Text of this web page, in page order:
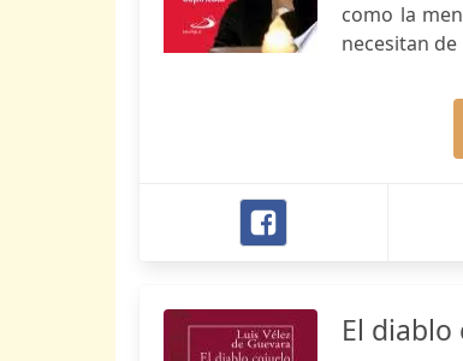
como la
necesitan
El diablo